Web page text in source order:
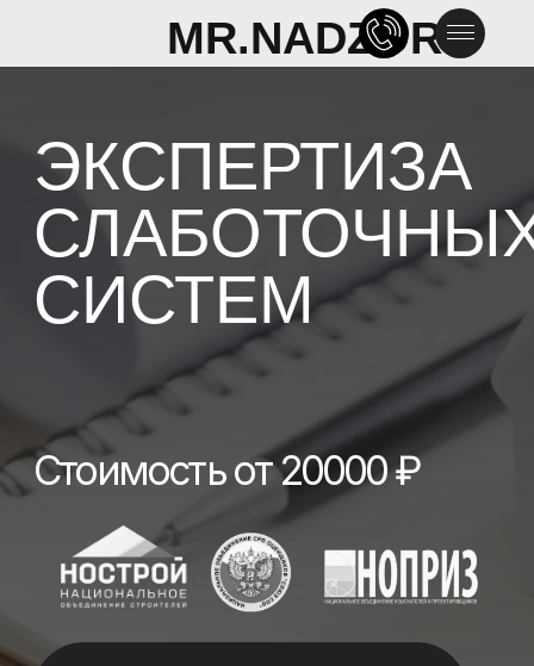
MR.NADZOR
MR.NADZOR
Экспертиза слаботочных систем охватывает
проверку пожарной сигнализации,
видеонаблюдения, систем связи и
некорректное подключение и
СЛАБОТОЧНЫХ
СИСТЕМ
Стоимость от 20000 ₽